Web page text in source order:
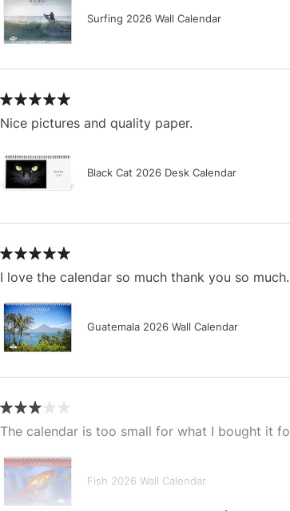
Surfing 2026 Wall Calendar
Nice pictures and quality paper.
Black Cat 2026 Desk Calendar
I love the calendar so much thank you so
Guatemala 2026 Wall Calendar
The calendar is too small for what I bought it
Fish 2026 Wall Calendar